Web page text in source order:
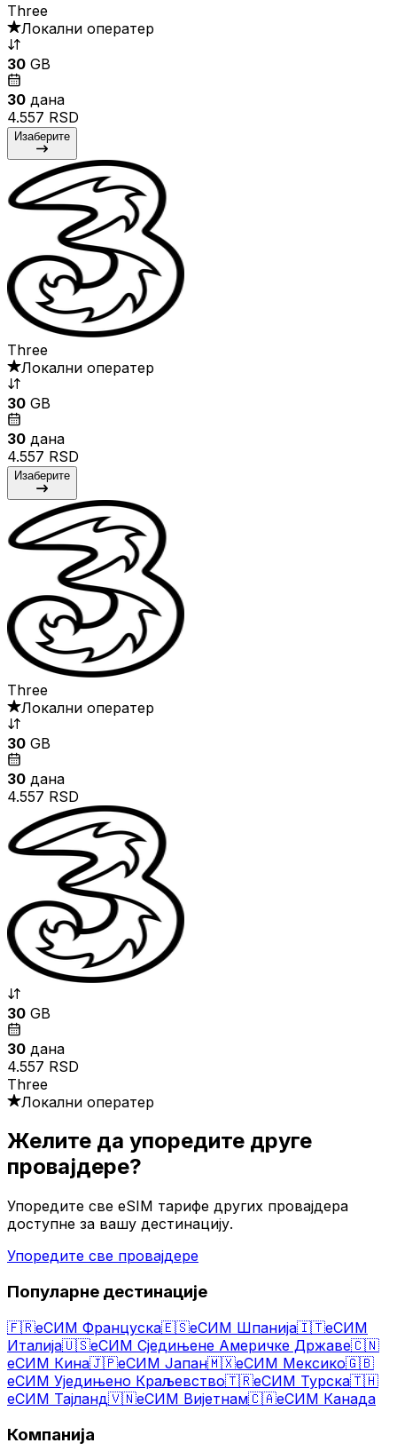
Three
Локални оператер
30 GB
30 дана
4.557 RSD
Изаберите
Three
Локални оператер
30 GB
30 дана
4.557 RSD
Изаберите
Three
Локални оператер
30 GB
30 дана
4.557 RSD
30 GB
30 дана
4.557 RSD
Three
Локални оператер
Желите да упоредите друге
провајдере?
Упоредите све eSIM тарифе других провајдера
доступне за вашу дестинацију.
Упоредите све провајдере
Популарне дестинације
🇫🇷еСИМ Француска🇪🇸еСИМ Шпанија🇮🇹еСИМ
Италија🇺🇸еСИМ Сједињене Америчке Државе🇨🇳
еСИМ Кина🇯🇵еСИМ Јапан🇲🇽еСИМ Мексико🇬🇧
еСИМ Уједињено Краљевство🇹🇷еСИМ Турска🇹🇭
еСИМ Тајланд🇻🇳еСИМ Вијетнам🇨🇦еСИМ Канада
Компанија